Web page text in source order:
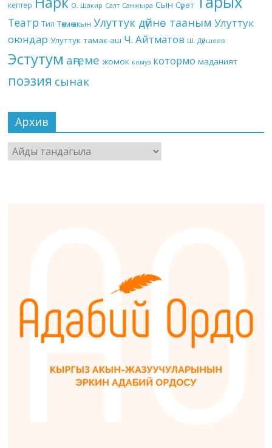
кептер О. Шакир Салт Санжыра Сын Сүрөт
Театр Тил Төкмө акын Улуттук дүйнө тааным Улуттук
оюндар Улуттук тамак-аш Ч. Айтматов Ш. Дүйшеев
Эстутум аңгеме жомок комуз котормо маданият
поэзия сынак
Архив
Архив